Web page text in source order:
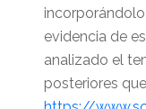
evidencia de
analizado el
posteriores